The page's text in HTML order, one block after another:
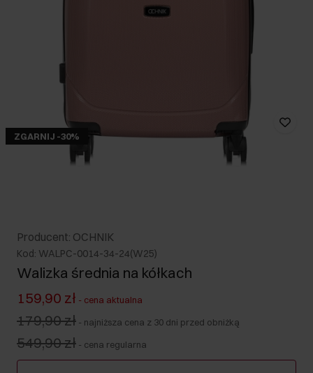
ZGARNIJ -30%
Producent: OCHNIK
Kod: WALPC-0014-34-24(W25)
Walizka średnia na kółkach
159,90 zł - cena aktualna
179,90 zł - najniższa cena z 30 dni przed obniżką
549,90 zł - cena regularna